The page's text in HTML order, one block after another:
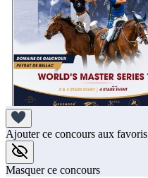
Ajouter ce concours aux favoris
Masquer ce concours